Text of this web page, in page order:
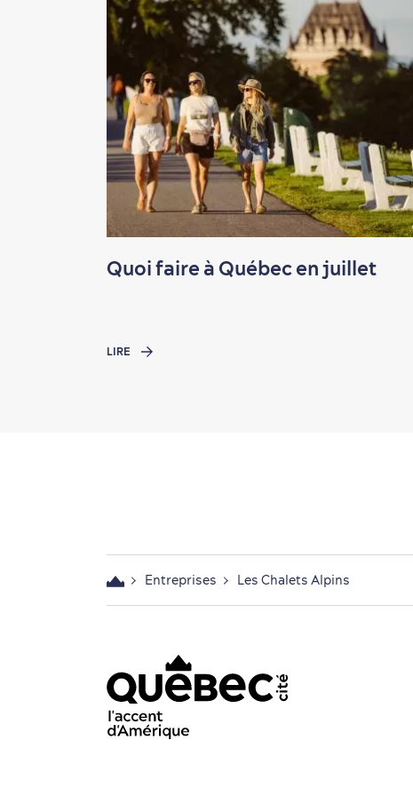
Quoi faire à Québec en juillet
LIRE
Entreprises Les Chalets Alpins
- OTQ - FR
Youtube - OTQ - FR
Instagram - OTQ - bilingue
Pinterest - OTQ - bilingue
TikTok - OTQ - Bilingue